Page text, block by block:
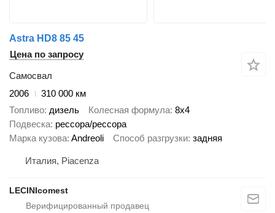
Astra HD8 85 45
Цена по запросу
Самосвал
2006
310 000 км
Топливо дизель Колесная формула 8x4
Подвеска рессора/рессора
Марка кузова Andreoli Способ разгрузки задняя
Италия, Piacenza
LECINIcomest